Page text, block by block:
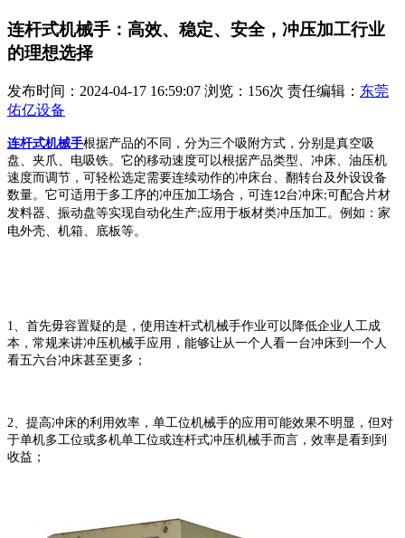
连杆式机械手：高效、稳定、安全，冲压加工行业
的理想选择
发布时间：2024-04-17 16:59:07 浏览：156次 责任编辑： 东莞
佑亿设备
连杆式机械手根据产品的不同，分为三个吸附方式，分别是真空吸
盘、夹爪、电吸铁。它的移动速度可以根据产品类型、冲床、油压机
速度而调节，可轻松选定需要连续动作的冲床台、翻转台及外设设备
数量。它可适用于多工序的冲压加工场合，可连12台冲床;可配合片材
发料器、振动盘等实现自动化生产;应用于板材类冲压加工。例如：家
电外壳、机箱、底板等。
1、 首先毋容置疑的是，使用连杆式机械手作业可以 降低企业 人工成
本，常规来讲冲压机械手应用，能够让从一个人看一台冲床到一个人
看五六台冲床甚至更多；
2、 提高冲床的利用效率，单工位机械手的应用可能效果不明显，但对
于单机多工位或多机单工位或连杆式冲压机械手而言，效率是看到到
收益；